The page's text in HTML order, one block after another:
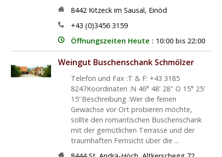
8442 Kitzeck im Sausal, Einöd
+43 (0)3456 3159
Öffnungszeiten Heute : 10:00 bis 22:00
Weingut Buschenschank Schmölzer
Telefon und Fax :T & F: +43 3185
8247Koordinaten :N 46° 48' 28'' O 15° 25'
15''Beschreibung :Wer die feinen
Gewächse vor Ort probieren möchte,
sollte den romantischen Buschenschank
mit der gemütlichen Terrasse und der
traumhaften Fernsicht über die ...